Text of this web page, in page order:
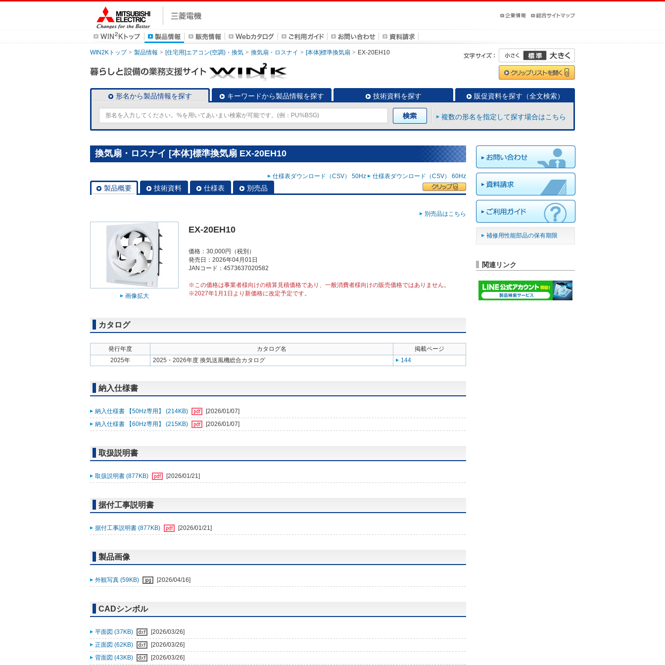
WIN2Kトップ 製品情報 [住宅用]エアコン(空調)・換気 換気扇・ロスナイ [本体]標準換気扇 EX-20EH10
形名から製品情報を探す キーワードから製品情報を探す 技術資料を探す 販促資料を探す（全文検索）
複数の形名を指定して探す場合はこちら
換気扇・ロスナイ [本体]標準換気扇 EX-20EH10
仕様表ダウンロード（CSV） 50Hz 仕様表ダウンロード（CSV） 60Hz
製品概要 技術資料 仕様表 別売品
別売品はこちら
画像拡大
EX-20EH10
価格：30,000円（税別）
発売日：2026年04月01日
JANコード：4573637020582
※この価格は事業者様向けの積算見積価格であり、一般消費者様向けの販売価格ではありません。
※2027年1月1日より新価格に改定予定です。
カタログ
発行年度 カタログ名
掲載ページ
2025年
2025・2026年度 換気送風機総合カタログ 144
納入仕様書
納入仕様書 【50Hz専用】 (214KB)
[2026/01/07]
納入仕様書 【60Hz専用】 (215KB)
[2026/01/07]
取扱説明書
取扱説明書 (877KB) [2026/01/21]
据付工事説明書
据付工事説明書 (877KB) [2026/01/21]
製品画像
外観写真 (59KB) [2026/04/16]
CADシンボル
平面図 (37KB)
[2026/03/26]
正面図 (62KB)
[2026/03/26]
背面図 (43KB)
[2026/03/26]
補修用性能部品の保有期限
関連リンク